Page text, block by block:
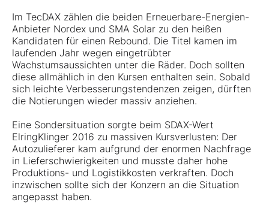
Im TecDAX zählen die beiden Erneuerbare-Energien-
Anbieter Nordex und SMA Solar zu den heißen
Kandidaten für einen Rebound. Die Titel kamen im
laufenden Jahr wegen eingetrübter
Wachstumsaussichten unter die Räder. Doch sollten
diese allmählich in den Kursen enthalten sein. Sobald
sich leichte Verbesserungstendenzen zeigen, dürften
die Notierungen wieder massiv anziehen.
Eine Sondersituation sorgte beim SDAX-Wert
ElringKlinger 2016 zu massiven Kursverlusten: Der
Autozulieferer kam aufgrund der enormen Nachfrage
in Lieferschwierigkeiten und musste daher hohe
Produktions- und Logistikkosten verkraften. Doch
inzwischen sollte sich der Konzern an die Situation
angepasst haben.